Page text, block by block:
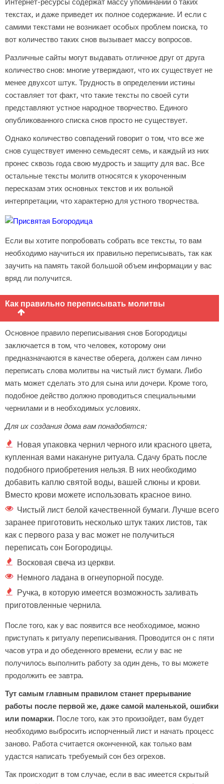
Интернет-ресурсы содержат массу упоминаний о таких
текстах, и даже приведет их полное содержание. И если с
самими текстами не возникает особых проблем поиска, то
вот количество таких снов вызывает массу вопросов.
Различные сайты могут выдавать отличное друг от друга
количество снов: многие утверждают, что их существует не
менее двухсот штук. Трудность в определении истины
составляет тот факт, что такие тексты по своей сути
представляют устное народное творчество. Единого
опубликованного списка снов просто не существует.
Однако количество совпадений говорит о том, что все же
снов существует именно семьдесят семь, и каждый из них
пронес сквозь года свою мудрость и защиту для вас. Все
остальные тексты молитв относятся к укороченным
пересказам этих основных текстов и их вольной
интерпретации, что характерно для устного творчества.
Если вы хотите попробовать собрать все тексты, то вам
необходимо научиться их правильно переписывать, так как
заучить на память такой большой объем информации у вас
вряд ли получится.
Как правильно переписывать молитвы
Основное правило переписывания снов Богородицы
заключается в том, что человек, которому они
предназначаются в качестве оберега, должен сам лично
переписать слова молитвы на чистый лист бумаги. Либо
мать может сделать это для сына или дочери. Кроме того,
подобное действо должно проводиться специальными
чернилами и в необходимых условиях.
Для их создания дома вам понадобятся:
Новая упаковка чернил черного или красного цвета,
купленная вами накануне ритуала. Сдачу брать после
подобного приобретения нельзя. В них необходимо
добавить каплю святой воды, вашей слюны и крови.
Вместо крови можете использовать красное вино.
Чистый лист белой качественной бумаги. Лучше всего
заранее приготовить несколько штук таких листов, так
как с первого раза у вас может не получиться
переписать сон Богородицы.
Восковая свеча из церкви.
Немного ладана в огнеупорной посуде.
Ручка, в которую имеется возможность заливать
приготовленные чернила.
После того, как у вас появится все необходимое, можно
приступать к ритуалу переписывания. Проводится он с пяти
часов утра и до обеденного времени, если у вас не
получилось выполнить работу за один день, то вы можете
продолжить ее завтра.
Тут самым главным правилом станет прерывание
работы после первой же, даже самой маленькой, ошибки
или помарки. После того, как это произойдет, вам будет
необходимо выбросить испорченный лист и начать процесс
заново. Работа считается оконченной, как только вам
удастся написать требуемый сон без огрехов.
Так происходит в том случае, если в вас имеется скрытый